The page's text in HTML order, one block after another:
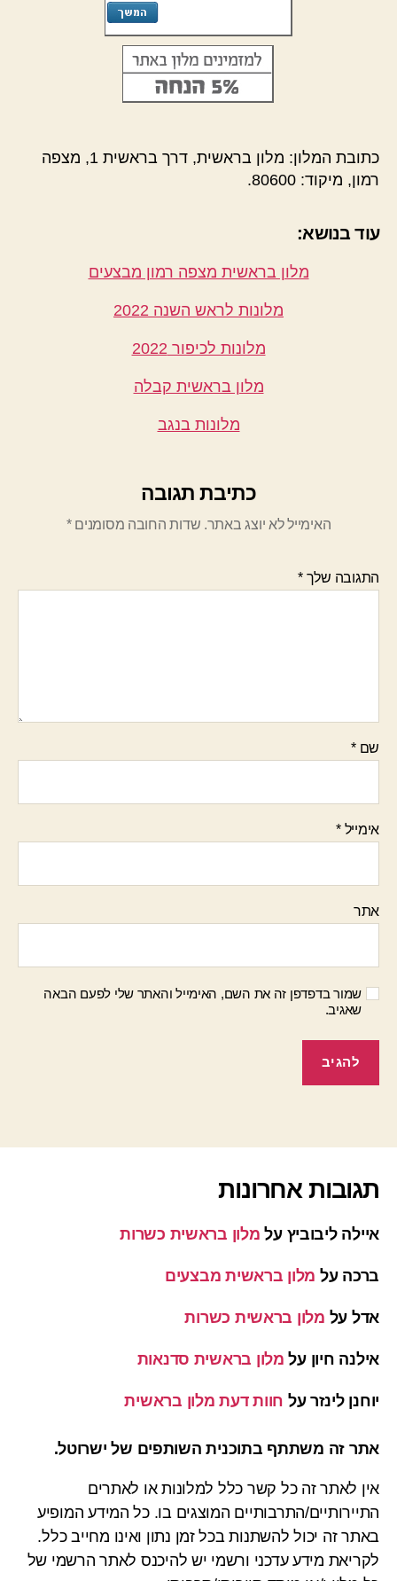
כתובת המלון: מלון בראשית, דרך בראשית 1, מצפה
רמון, מיקוד: 80600.
עוד בנושא:
מלון בראשית מצפה רמון מבצעים
מלונות לראש השנה 2022
מלונות לכיפור 2022
מלון בראשית קבלה
מלונות בנגב
כתיבת תגובה
האימייל לא יוצג באתר. שדות החובה מסומנים*
התגובה שלך*
שם*
אימייל*
אתר
שמור בדפדפן זה את השם, האימייל והאתר שלי לפעם הבאה
שאגיב.
תגובות אחרונות
איילה ליבוביץ על מלון בראשית כשרות
ברכה על מלון בראשית מבצעים
אדל על מלון בראשית כשרות
אילנה חיון על מלון בראשית סדנאות
יוחנן לינזר על חוות דעת מלון בראשית
אתר זה משתתף בתוכנית השותפים של ישרוטל.
אין לאתר זה כל קשר כלל למלונות או לאתרים
התיירותיים/התרבותיים המוצגים בו. כל המידע המופיע
באתר זה יכול להשתנות בכל זמן נתון ואינו מחייב כלל.
לקריאת מידע עדכני ורשמי יש להיכנס לאתר הרשמי של